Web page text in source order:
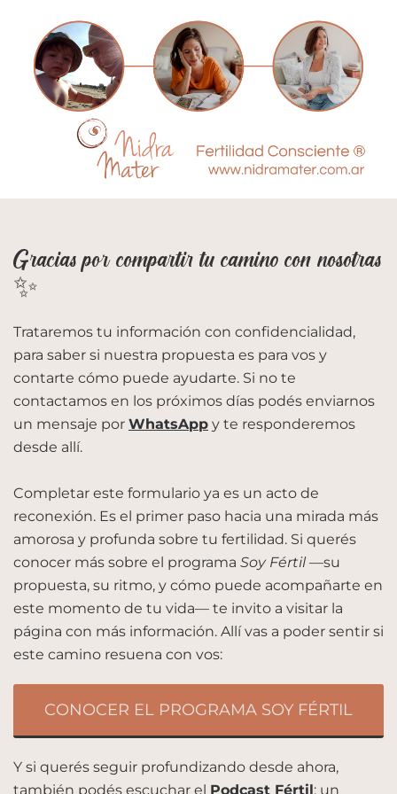
Gracias por compartir tu camino con nosotras
✨
Trataremos tu información con confidencialidad,
para saber si nuestra propuesta es para vos y
contarte cómo puede ayudarte. Si no te
contactamos en los próximos días podés enviarnos
un mensaje por WhatsApp y te responderemos
desde allí.
Completar este formulario ya es un acto de
reconexión. Es el primer paso hacia una mirada más
amorosa y profunda sobre tu fertilidad. Si querés
conocer más sobre el programa Soy Fértil—su
propuesta, su ritmo, y cómo puede acompañarte en
este momento de tu vida— te invito a visitar la
página con más información. Allí vas a poder sentir si
este camino resuena con vos:
CONOCER EL PROGRAMA SOY FÉRTIL
Y si querés seguir profundizando desde ahora,
también podés escuchar el Podcast Fértil: un